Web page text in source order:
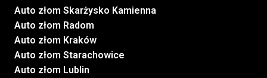
Auto złom Skarżysko Kamienna
Auto złom Radom
Auto złom Kraków
Auto złom Starachowice
Auto złom Lublin